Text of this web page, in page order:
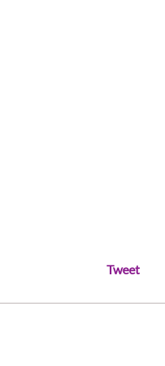
Tweet